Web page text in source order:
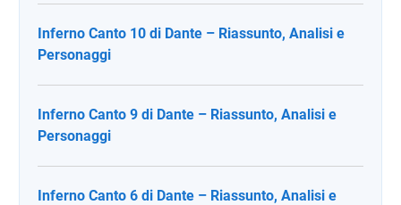
Inferno Canto 10 di Dante – Riassunto, Analisi e
Personaggi
Inferno Canto 9 di Dante – Riassunto, Analisi e
Personaggi
Inferno Canto 6 di Dante – Riassunto, Analisi e